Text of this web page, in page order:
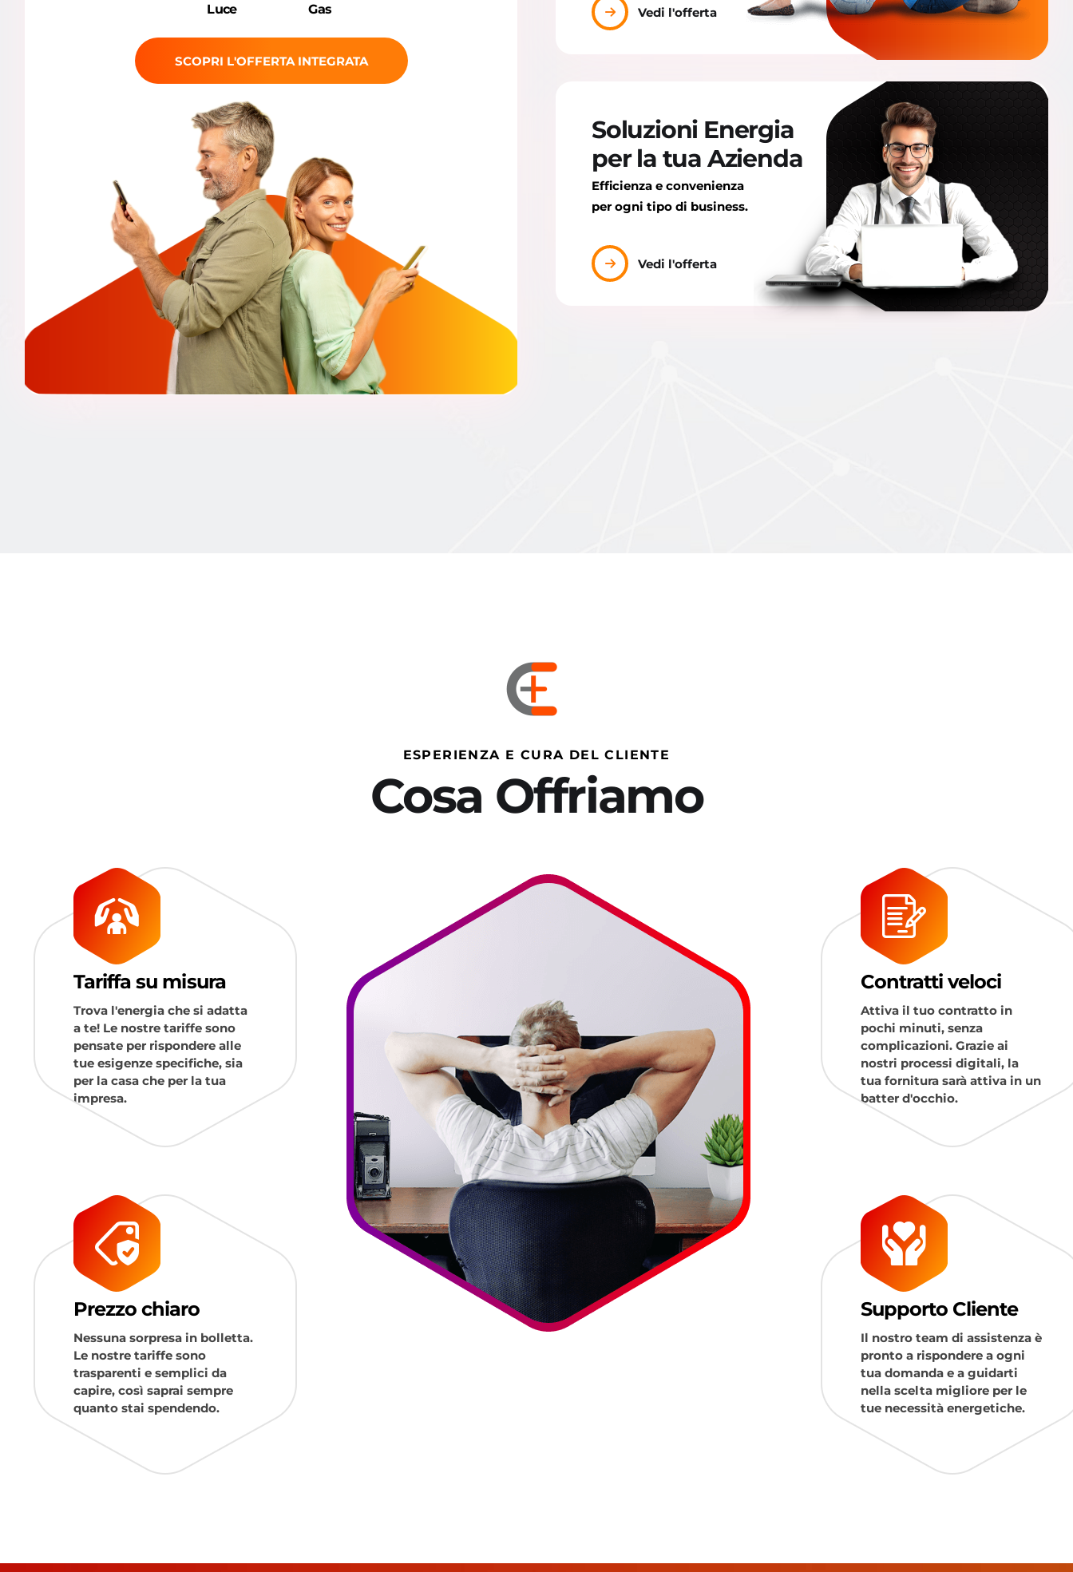
Luce Gas
SCOPRI L'OFFERTA INTEGRATA
Vedi l'offerta
Soluzioni Energia
per la tua Azienda
Efficienza e convenienza
per ogni tipo di business.
Vedi l'offerta
ESPERIENZA E CURA DEL CLIENTE
Cosa Offriamo
Tariffa su misura
Trova l'energia che si adatta
a te! Le nostre tariffe sono
pensate per rispondere alle
tue esigenze specifiche, sia
per la casa che per la tua
impresa.
Prezzo chiaro
Nessuna sorpresa in bolletta.
Le nostre tariffe sono
trasparenti e semplici da
capire, così saprai sempre
quanto stai spendendo.
Contratti veloci
Attiva il tuo contratto in
pochi minuti, senza
complicazioni. Grazie ai
nostri processi digitali, la
tua fornitura sarà attiva in un
batter d'occhio.
Supporto Cliente
Il nostro team di assistenza è
pronto a rispondere a ogni
tua domanda e a guidarti
nella scelta migliore per le
tue necessità energetiche.